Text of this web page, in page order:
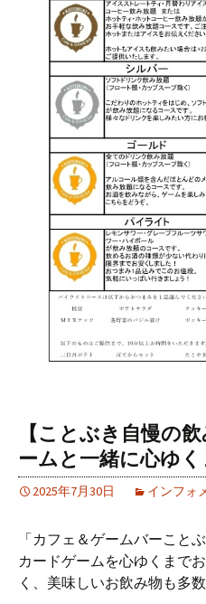
【ことぶき自慢の
ームと一緒に心ゆく
2025年7月30日 インフォ
「カフェ＆ゲームバーこと
カードゲームを心ゆくまで
く、美味しいお飲み物も多